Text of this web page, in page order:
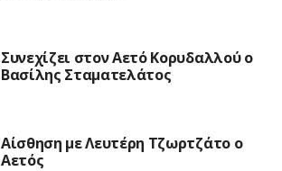
Συνεχίζει στον Αετό Κορυδαλλού ο
Βασίλης Σταματελάτος
Αίσθηση με Λευτέρη Τζωρτζάτο ο
Αετός